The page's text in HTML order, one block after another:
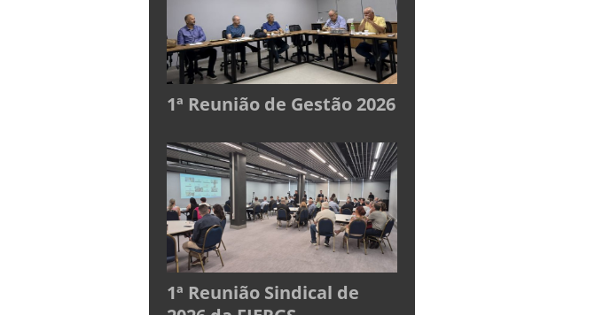
1ª Reunião de Gestão 2026
1ª Reunião Sindical de